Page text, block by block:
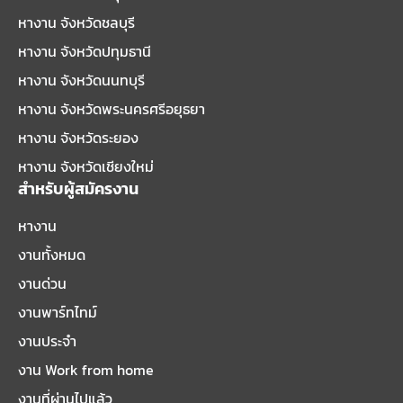
หางาน จังหวัดชลบุรี
หางาน จังหวัดปทุมธานี
หางาน จังหวัดนนทบุรี
หางาน จังหวัดพระนครศรีอยุธยา
หางาน จังหวัดระยอง
หางาน จังหวัดเชียงใหม่
สำหรับผู้สมัครงาน
หางาน
งานทั้งหมด
งานด่วน
งานพาร์ทไทม์
งานประจำ
งาน Work from home
งานที่ผ่านไปแล้ว